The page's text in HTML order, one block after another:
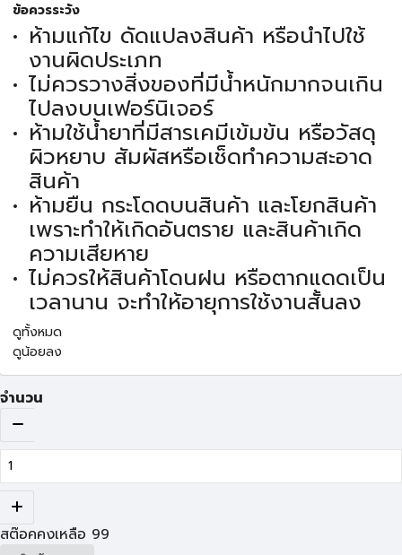
ข้อควรระวัง
ห้ามแก้ไข ดัดแปลงสินค้า หรือนำไปใช้
งานผิดประเภท
ไม่ควรวางสิ่งของที่มีน้ำหนักมากจนเกิน
ไปลงบนเฟอร์นิเจอร์
ห้ามใช้น้ำยาที่มีสารเคมีเข้มข้น หรือวัสดุ
ผิวหยาบ สัมผัสหรือเช็ดทำความสะอาด
สินค้า
ห้ามยืน กระโดดบนสินค้า และโยกสินค้า
เพราะทำให้เกิดอันตราย และสินค้าเกิด
ความเสียหาย
ไม่ควรให้สินค้าโดนฝน หรือตากแดดเป็น
เวลานาน จะทำให้อายุการใช้งานสั้นลง
ดูทั้งหมด
ดูน้อยลง
จำนวน
สต๊อคคงเหลือ 99